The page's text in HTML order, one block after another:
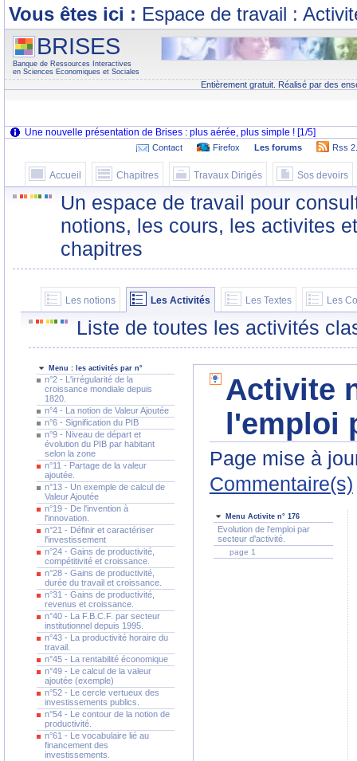
Vous êtes ici : Espace de travail :
BRISES
Banque de Ressources Interactives
en Sciences Economiques et Sociales
Entièrement gratuit. Réalisé par des
Contact Firefox Les forums Rss
Accueil Chapitres Travaux Dirigés Sos devoirs
Un espace de travail pour
notions, les cours, les activites
chapitres
Les notions Les Activités Les Textes Les
Liste de toutes les activités
Menu : les activités par n°
n°2 - L'irrégularité de la
croissance mondiale depuis
1820.
n°4 - La notion de Valeur Ajoutée
n°6 - Signification du PIB
n°9 - Niveau de départ et
évolution du PIB par habitant
selon la zone
n°11 - Partage de la valeur
ajoutée.
n°13 - Un exemple de calcul de
Valeur Ajoutée
n°19 - De l'invention à
l'innovation.
n°21 - Définir et caractériser
l'investissement
n°24 - Gains de productivité,
compétitivité et croissance.
n°28 - Gains de productivité,
durée du travail et croissance.
n°31 - Gains de productivité,
revenus et croissance.
n°40 - La F.B.C.F. par secteur
institutionnel depuis 1995.
n°43 - La productivité horaire du
travail.
n°45 - La rentabilité économique
n°49 - Le calcul de la valeur
ajoutée (exemple)
n°52 - Le cercle vertueux des
investissements publics.
n°54 - Le contour de la notion de
productivité.
n°61 - Le vocabulaire lié au
financement des
investissements.
Activite
l'emploi
Page mise à
Commentaire(s)
Menu Activite n° 176
Evolution de l'emploi par
secteur d'activité.
page 1